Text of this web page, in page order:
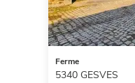
Ferme
5340 GESVES